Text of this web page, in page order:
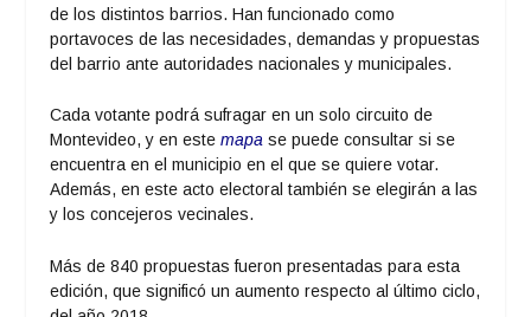
de los distintos barrios. Han funcionado como
portavoces de las necesidades, demandas y propuestas
del barrio ante autoridades nacionales y municipales.
Cada votante podrá sufragar en un solo circuito de
Montevideo, y en estemapa se puede consultar si se
encuentra en el municipio en el que se quiere votar.
Además, en este acto electoral también se elegirán a las
y los concejeros vecinales.
Más de 840 propuestas fueron presentadas para esta
edición, que significó un aumento respecto al último ciclo,